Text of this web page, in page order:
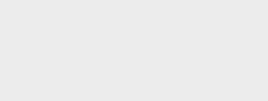
varumärket? Vilka fallgropar finns
att säkerställa att man aldrig
samlat sina bästa tips för att att
kanske inte annars är påtänkta.